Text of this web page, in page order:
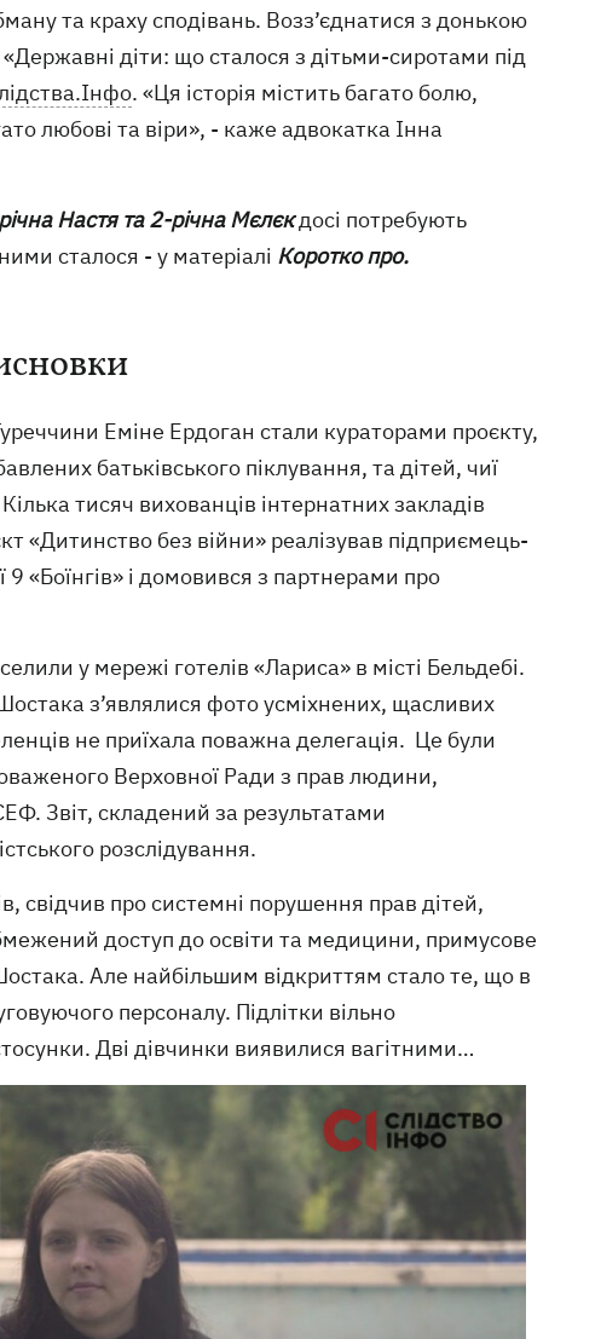
та краху сподівань. Возз’єднатися з донькою
діти: що сталося з дітьми-сиротами під
. «Ця історія містить багато болю,
любові та віри», - каже адвокатка Інна
Настя та 2-річна Мєлєкдосі потребують
сталося - у матеріалі Коротко про.
Еміне Ердоган стали кураторами проєкту,
батьківського піклування, та дітей, чиї
тисяч вихованців інтернатних закладів
«Дитинство без війни» реалізував підприємець-
«Боїнгів» і домовився з партнерами про
у мережі готелів «Лариса» в місті Бельдебі.
з’являлися фото усміхнених, щасливих
не приїхала поважна делегація. Це були
Верховної Ради з прав людини,
Звіт, складений за результатами
розслідування.
свідчив про системні порушення прав дітей,
доступ до освіти та медицини, примусове
Але найбільшим відкриттям стало те, що в
персоналу. Підлітки вільно
Дві дівчинки виявилися вагітними…